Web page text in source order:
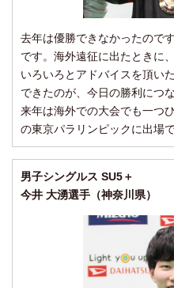
去年は優勝できなかったので
です。海外遠征に出たときに
いろいろとアドバイスを頂い
できたのが、今日の勝利につ
来年は海外での大会でも一つ
の東京パラリンピックに出場
男子シングルス SU5＋
今井 大湧選手（神奈川県）